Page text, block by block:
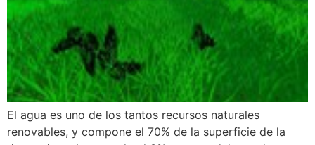
El agua es uno de los tantos recursos naturales
renovables, y compone el 70% de la superficie de la